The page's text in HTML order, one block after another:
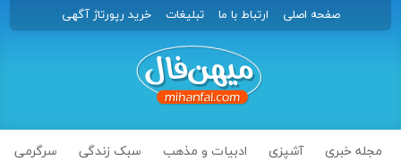
صفحه اصلی ارتباط با ما تبلیغات خرید رپورتاژ آگهی
مجله خبری آشپزی ادبیات و مذهب سبک زندگی سرگرمی